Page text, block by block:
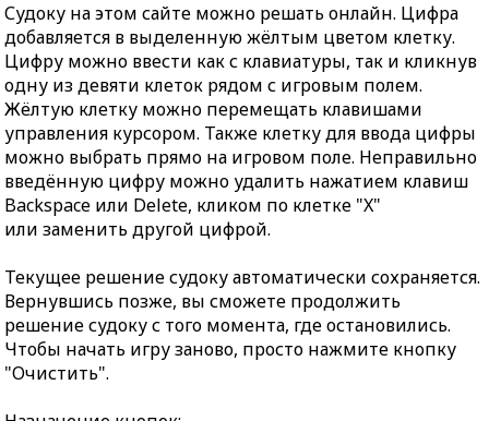
Судоку на этом сайте можно решать онлайн. Цифра
добавляется в выделенную жёлтым цветом клетку.
Цифру можно ввести как с клавиатуры, так и кликнув
одну из девяти клеток рядом с игровым полем.
Жёлтую клетку можно перемещать клавишами
управления курсором. Также клетку для ввода цифры
можно выбрать прямо на игровом поле. Неправильно
введённую цифру можно удалить нажатием клавиш
Backspace или Delete, кликом по клетке "X"
или заменить другой цифрой.
Текущее решение судоку автоматически сохраняется.
Вернувшись позже, вы сможете продолжить
решение судоку с того момента, где остановились.
Чтобы начать игру заново, просто нажмите кнопку
"Очистить".